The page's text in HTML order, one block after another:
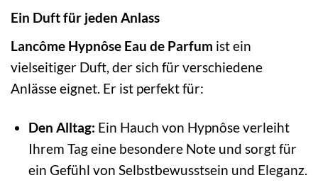
Ein Duft für jeden Anlass
Lancôme Hypnôse Eau de Parfum ist ein
vielseitiger Duft, der sich für verschiedene
Anlässe eignet. Er ist perfekt für:
Den Alltag: Ein Hauch von Hypnôse verleiht
Ihrem Tag eine besondere Note und sorgt für
ein Gefühl von Selbstbewusstsein und Eleganz.